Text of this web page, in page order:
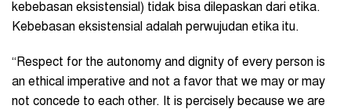
kebebasan eksistensial) tidak bisa dilepaskan dari etika.
Kebebasan eksistensial adalah perwujudan etika itu.
“Respect for the autonomy and dignity of every person is
an ethical imperative and not a favor that we may or may
not concede to each other. It is percisely because we are